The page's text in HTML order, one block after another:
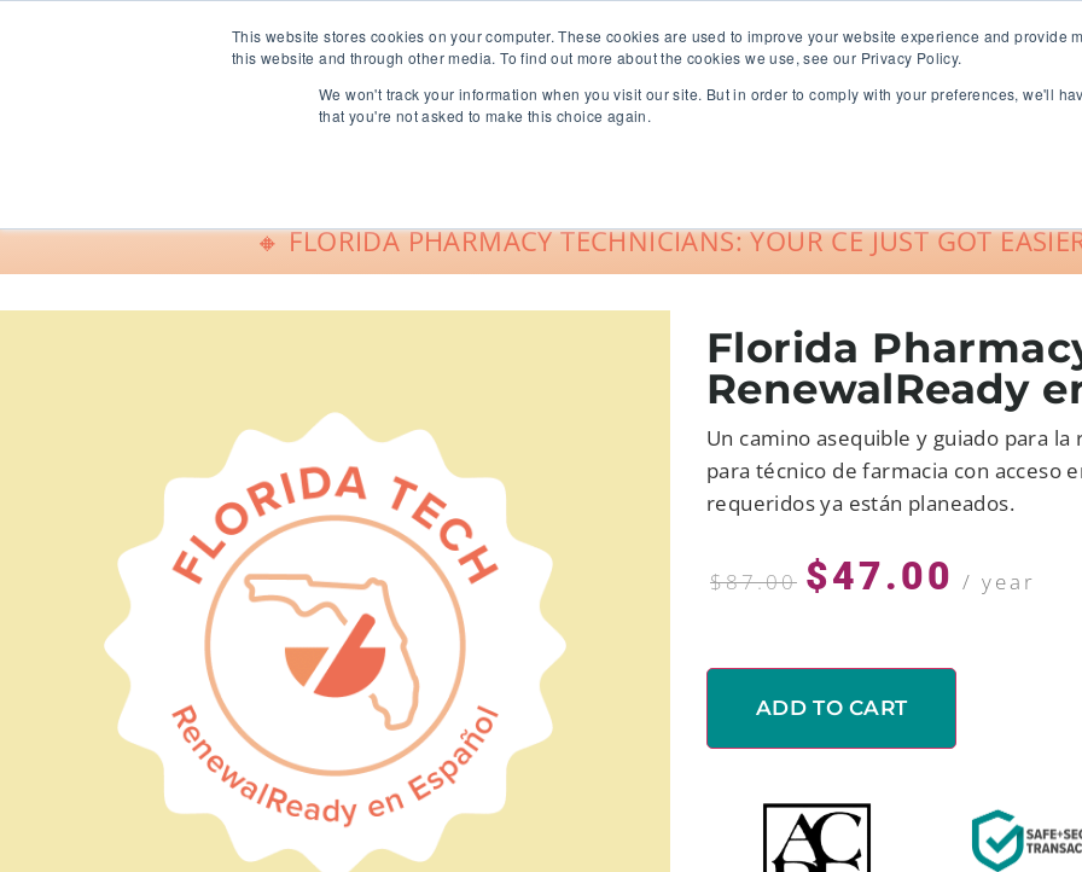
This website stores cookies on your computer. These cookies are used to improve your website experience and provide
this website and through other media. To find out more about the cookies we use, see our Privacy Policy.
We won't track your information when you visit our site. But in order to comply with your preferences, we'll
that you're not asked to make this choice again.
Shop Group Sales About Live CE Calendar
🔸 FLORIDA PHARMACY TECHNICIANS: YOUR CE JUST GOT
Florida
RenewalReady
Un camino asequible y guiado para la
para técnico de farmacia con acceso
requeridos ya están planeados.
$87.00 $47.00 / year
ADD TO CART